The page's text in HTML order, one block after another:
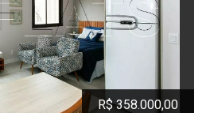
R$ 358.000,00